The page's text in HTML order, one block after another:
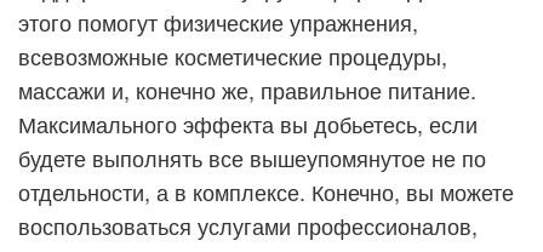
этого помогут физические упражнения,
всевозможные косметические процедуры,
массажи и, конечно же, правильное питание.
Максимального эффекта вы добьетесь, если
будете выполнять все вышеупомянутое не по
отдельности, а в комплексе. Конечно, вы можете
воспользоваться услугами профессионалов,